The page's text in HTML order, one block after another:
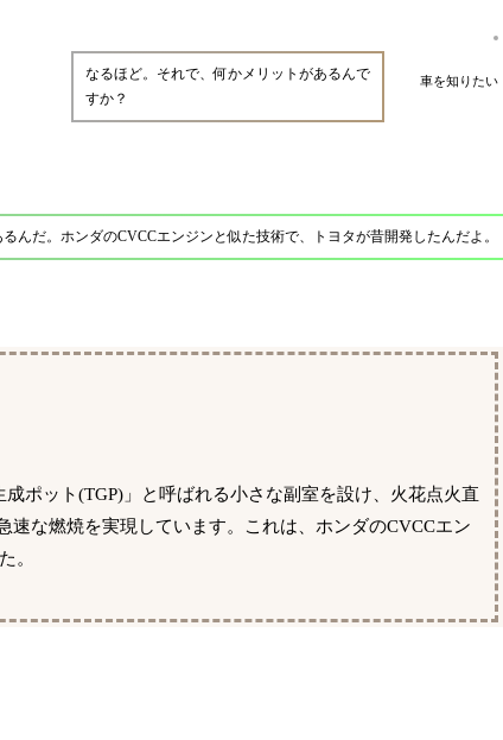
車を知りたい
なるほど。それで、何かメリットがあるんで
すか？
だ。ホンダのCVCCエンジンと似た技術で、トヨタが昔開発したんだよ。
ポット(TGP)」と呼ばれる小さな副室を設け、火花点火直
な燃焼を実現しています。これは、ホンダのCVCCエン
。